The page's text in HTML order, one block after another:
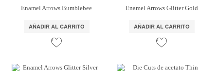
Enamel Arrows Bumblebee
AÑADIR AL CARRITO
Enamel Arrows Glitter Gold
AÑADIR AL CARRITO